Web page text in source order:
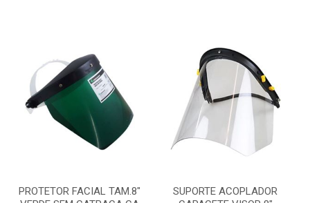
PROTETOR FACIAL TAM.8"
SUPORTE ACOPLADOR